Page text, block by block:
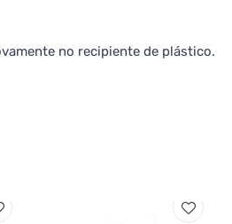
no recipiente de plástico.